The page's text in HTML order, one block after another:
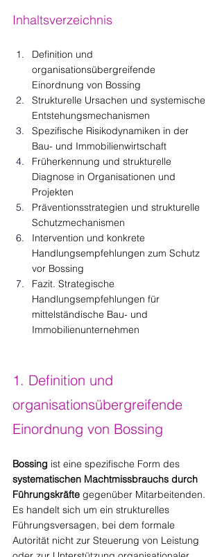
Inhaltsverzeichnis
Definition und
organisationsübergreifende
Einordnung von Bossing
Strukturelle Ursachen und systemische
Entstehungsmechanismen
Spezifische Risikodynamiken in der
Bau- und Immobilienwirtschaft
Früherkennung und strukturelle
Diagnose in Organisationen und
Projekten
Präventionsstrategien und strukturelle
Schutzmechanismen
Intervention und konkrete
Handlungsempfehlungen zum Schutz
vor Bossing
Fazit. Strategische
Handlungsempfehlungen für
mittelständische Bau- und
Immobilienunternehmen
1. Definition und
organisationsübergreifende
Einordnung von Bossing
Bossing ist eine spezifische Form des
systematischen Machtmissbrauchs durch
Führungskräfte gegenüber Mitarbeitenden.
Es handelt sich um ein strukturelles
Führungsversagen, bei dem formale
Autorität nicht zur Steuerung von Leistung